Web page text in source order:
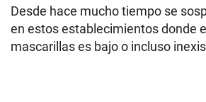
Desde hace mucho tiempo se
en estos establecimientos donde
mascarillas es bajo o incluso